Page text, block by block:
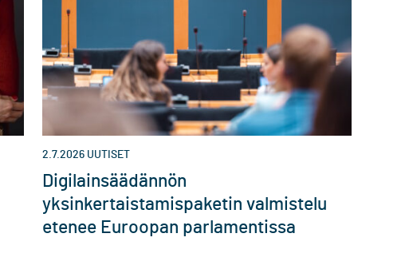
2.7.2026 UUTISET
Digilainsäädännön
yksinkertaistamispaketin valmistelu
etenee Euroopan parlamentissa